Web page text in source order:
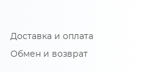
Доставка и оплата
Обмен и возврат